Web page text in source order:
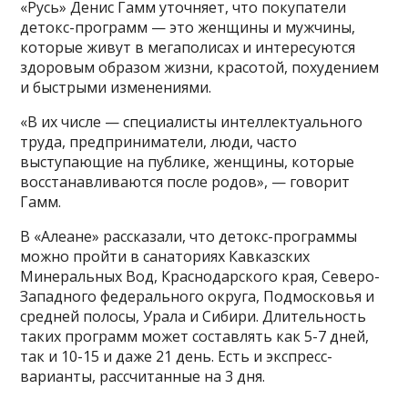
«Русь» Денис Гамм уточняет, что покупатели
детокс-программ — это женщины и мужчины,
которые живут в мегаполисах и интересуются
здоровым образом жизни, красотой, похудением
и быстрыми изменениями.
«В их числе — специалисты интеллектуального
труда, предприниматели, люди, часто
выступающие на публике, женщины, которые
восстанавливаются после родов», — говорит
Гамм.
В «Алеане» рассказали, что детокс-программы
можно пройти в санаториях Кавказских
Минеральных Вод, Краснодарского края, Северо-
Западного федерального округа, Подмосковья и
средней полосы, Урала и Сибири. Длительность
таких программ может составлять как 5-7 дней,
так и 10-15 и даже 21 день. Есть и экспресс-
варианты, рассчитанные на 3 дня.